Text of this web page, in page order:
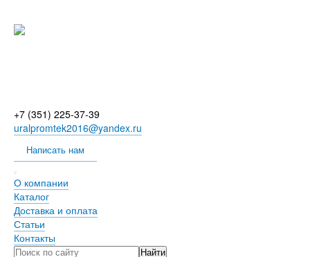
+7 (351) 225-37-39
uralpromtek2016@yandex.ru
Написать нам
О компании
Каталог
Доставка и оплата
Статьи
Контакты